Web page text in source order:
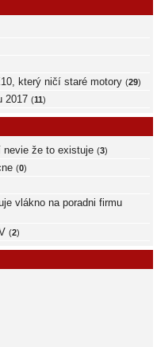
který ničí staré motory (29)
2017 (11)
že to existuje (3)
(0)
vlákno na poradni firmu
(2)